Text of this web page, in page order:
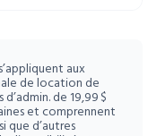
aux
de location de
de 19,99 $
et comprennent
que d’autres